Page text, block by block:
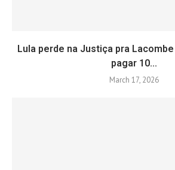
Lula perde na Justiça pra
pagar 10...
March 17, 2026